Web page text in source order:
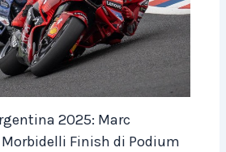
2025: Marc
Finish di Podium